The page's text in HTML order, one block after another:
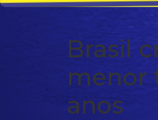
Brasil
menor
anos